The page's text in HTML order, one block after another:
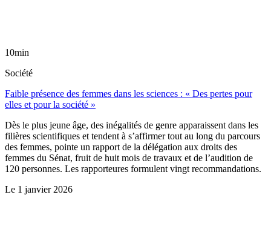
10min
Société
Faible présence des femmes dans les sciences : « Des pertes pour
elles et pour la société »
Dès le plus jeune âge, des inégalités de genre apparaissent dans les
filières scientifiques et tendent à s’affirmer tout au long du parcours
des femmes, pointe un rapport de la délégation aux droits des
femmes du Sénat, fruit de huit mois de travaux et de l’audition de
120 personnes. Les rapporteures formulent vingt recommandations.
Le 1 janvier 2026